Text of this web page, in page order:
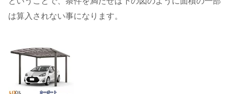
は算入されない事になります。